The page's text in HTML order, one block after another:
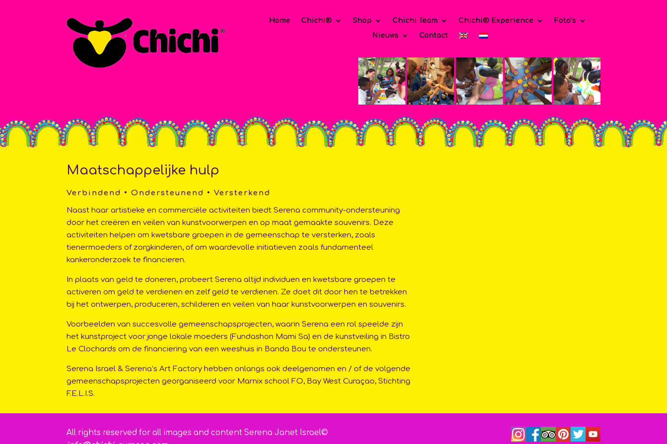
Home Chichi® Shop Chichi Team Chichi® Experience
Foto’s
Nieuws
Contact
Maatschappelijke hulp
Verbindend • Ondersteunend • Versterkend
Naast haar artistieke en commerciële activiteiten biedt Serena community-ondersteuning
door het creëren en veilen van kunstvoorwerpen en op maat gemaakte souvenirs. Deze
activiteiten helpen om kwetsbare groepen in de gemeenschap te versterken, zoals
tienermoeders of zorgkinderen, of om waardevolle initiatieven zoals fundamenteel
kankeronderzoek te financieren.
In plaats van geld te doneren, probeert Serena altijd individuen en kwetsbare groepen te
activeren om geld te verdienen en zelf geld te verdienen. Ze doet dit door hen te betrekken
bij het ontwerpen, produceren, schilderen en veilen van haar kunstvoorwerpen en souvenirs.
Voorbeelden van succesvolle gemeenschapsprojecten, waarin Serena een rol speelde zijn
het kunstproject voor jonge lokale moeders (Fundashon Mami Sa) en de kunstveiling in Bistro
Le Clochards om de financiering van een weeshuis in Banda Bou te ondersteunen.
Serena Israel & Serena’s Art Factory hebben onlangs ook deelgenomen en / of de volgende
gemeenschapsprojecten georganiseerd voor Marnix school FO, Bay West Curaçao, Stichting
F.E.L.I.S.
All rights reserved for all images and content Serena Janet Israel©